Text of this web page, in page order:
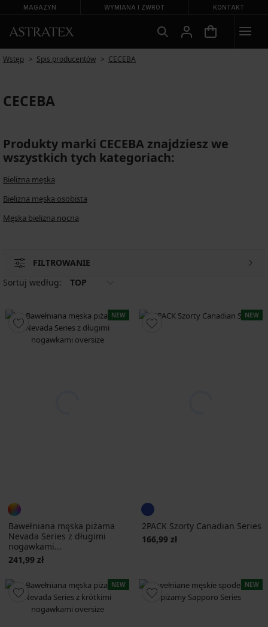
MAGAZYN WYMIANA I ZWROT KONTAKT
Wstęp Spis producentów CECEBA
CECEBA
Produkty marki CECEBA znajdziesz we
wszystkich tych kategoriach:
Bielizna męska
Bielizna męska osobista
Męska bielizna nocna
FILTROWANIE
Sortuj według:
TOP
NEW
Bawełniana męska piżama
Nevada Series z długimi
nogawkami...
241,99 zł
NEW
2PACK Szorty Canadian Series
166,99 zł
NEW NEW